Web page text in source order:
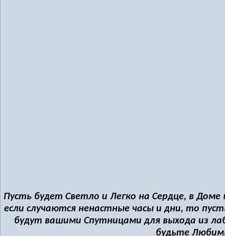
Пусть будет Светло и Легко на Сердце, в
если случаются ненастные часы и дни, то
будут вашими Спутницами для выхода из
будьте